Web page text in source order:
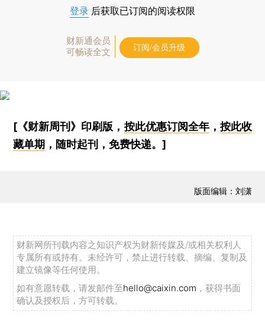
登录 后获取已订阅的阅读权限
财新通会员
可畅读全文
订阅/会员升级
[《财新周刊》印刷版， 按此优惠订阅全年， 按此收
藏单期 ，随时起刊，免费快递。]
版面编辑：刘潇
财新网所刊载内容之知识产权为财新传媒及/或相关权利人
专属所有或持有。未经许可，禁止进行转载、摘编、复制及
建立镜像等任何使用。
如有意愿转载，请发邮件至hello@caixin.com ，获得书面
确认及授权后，方可转载。